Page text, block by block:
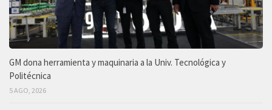
GM dona herramienta y maquinaria a la Univ. Tecnológica y
Politécnica
5 AGO, 2026